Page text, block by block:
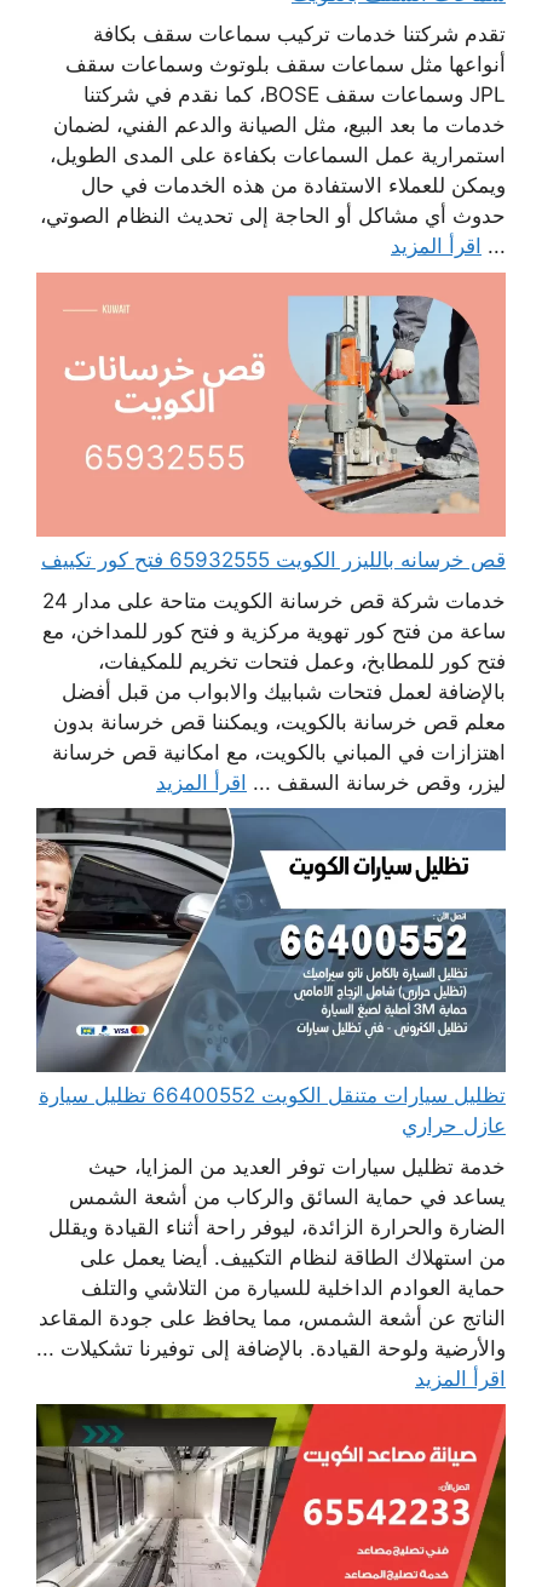
تقدم شركتنا خدمات تركيب سماعات سقف بكافة
أنواعها مثل سماعات سقف بلوتوث وسماعات سقف
JPL وسماعات سقف BOSE، كما نقدم في شركتنا
خدمات ما بعد البيع، مثل الصيانة والدعم الفني، لضمان
استمرارية عمل السماعات بكفاءة على المدى الطويل،
ويمكن للعملاء الاستفادة من هذه الخدمات في حال
حدوث أي مشاكل أو الحاجة إلى تحديث النظام الصوتي،
... اقرأ المزيد
قص خرسانه بالليزر الكويت 65932555 فتح كور تكييف
خدمات شركة قص خرسانة الكويت متاحة على مدار 24
ساعة من فتح كور تهوية مركزية و فتح كور للمداخن، مع
فتح كور للمطابخ، وعمل فتحات تخريم للمكيفات،
بالإضافة لعمل فتحات شبابيك والابواب من قبل أفضل
معلم قص خرسانة بالكويت، ويمكننا قص خرسانة بدون
اهتزازات في المباني بالكويت، مع امكانية قص خرسانة
ليزر، وقص خرسانة السقف ... اقرأ المزيد
تظليل سيارات متنقل الكويت 66400552 تظليل سيارة
عازل حراري
خدمة تظليل سيارات توفر العديد من المزايا، حيث
يساعد في حماية السائق والركاب من أشعة الشمس
الضارة والحرارة الزائدة، ليوفر راحة أثناء القيادة ويقلل
من استهلاك الطاقة لنظام التكييف. أيضا يعمل على
حماية العوادم الداخلية للسيارة من التلاشي والتلف
الناتج عن أشعة الشمس، مما يحافظ على جودة المقاعد
والأرضية ولوحة القيادة. بالإضافة إلى توفيرنا تشكيلات ...
اقرأ المزيد